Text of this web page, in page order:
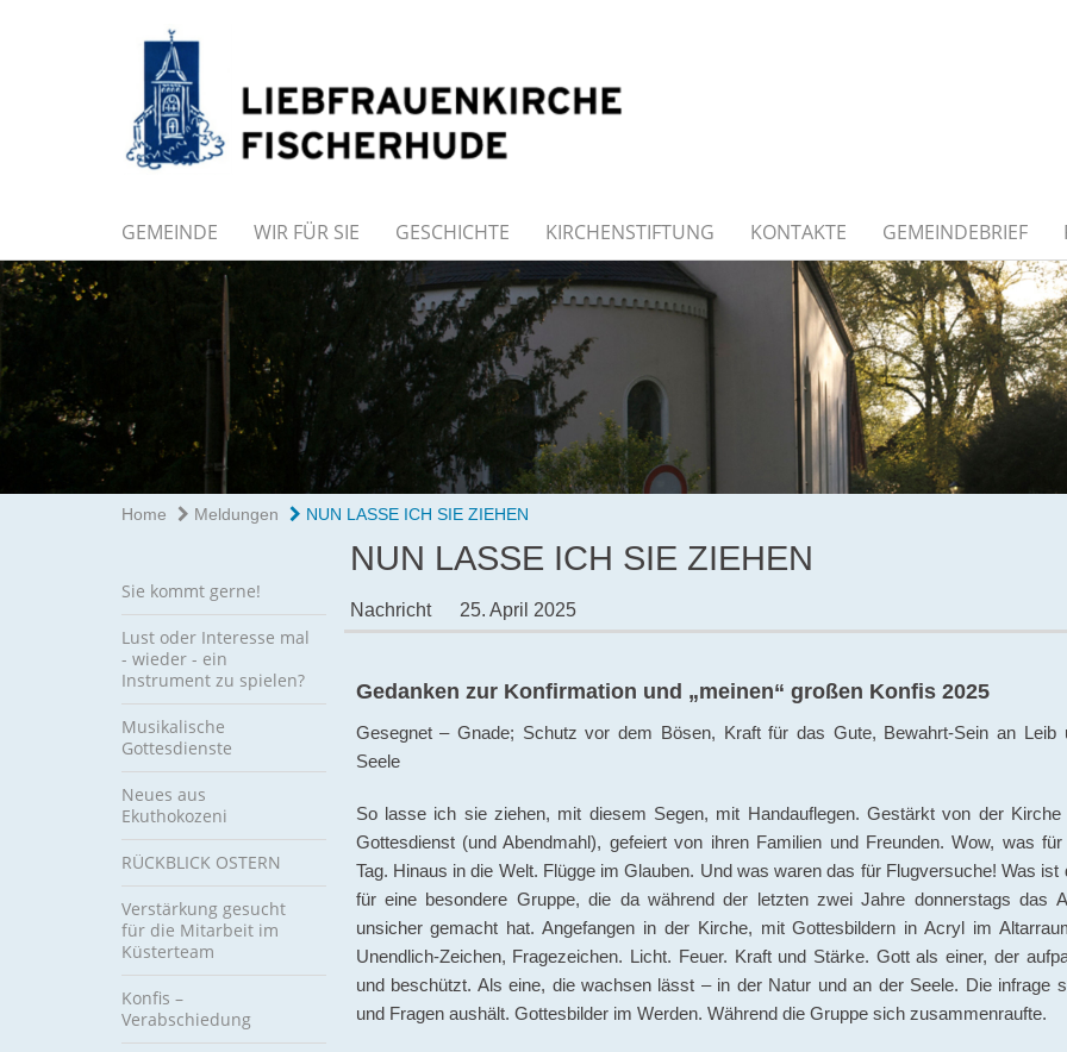
GEMEINDE WIR FÜR SIE GESCHICHTE KIRCHENSTIFTUNG KONTAKTE GEMEINDEBRIEF
Home Meldungen NUN LASSE ICH SIE ZIEHEN
Sie kommt gerne!
Lust oder Interesse mal
- wieder - ein
Instrument zu spielen?
Musikalische
Gottesdienste
Neues aus
Ekuthokozeni
RÜCKBLICK OSTERN
Verstärkung gesucht
für die Mitarbeit im
Küsterteam
Konfis –
Verabschiedung
NUN LASSE ICH SIE ZIEHEN
Nachricht 25. April 2025
Gedanken zur Konfirmation und „meinen“ großen Konfis 2025
Gesegnet – Gnade; Schutz vor dem Bösen, Kraft für das Gute, Bewahrt-Sein an Leib
Seele
So lasse ich sie ziehen, mit diesem Segen, mit Handauflegen. Gestärkt von der Kirche
Gottesdienst (und Abendmahl), gefeiert von ihren Familien und Freunden. Wow, was für
Tag. Hinaus in die Welt. Flügge im Glauben. Und was waren das für Flugversuche! Was ist
für eine besondere Gruppe, die da während der letzten zwei Jahre donnerstags das
unsicher gemacht hat. Angefangen in der Kirche, mit Gottesbildern in Acryl im
Unendlich-Zeichen, Fragezeichen. Licht. Feuer. Kraft und Stärke. Gott als einer, der
und beschützt. Als eine, die wachsen lässt – in der Natur und an der Seele. Die infrage
und Fragen aushält. Gottesbilder im Werden. Während die Gruppe sich zusammenraufte.